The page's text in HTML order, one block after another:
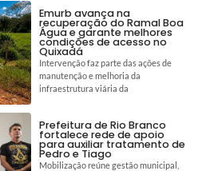
Emurb avança na
recuperação do Ramal Boa
Água e garante melhores
condições de acesso no
Quixadá
Intervenção faz parte das ações de
manutenção e melhoria da
infraestrutura viária da
Prefeitura de Rio Branco
fortalece rede de apoio
para auxiliar tratamento de
Pedro e Tiago
Mobilização reúne gestão municipal,